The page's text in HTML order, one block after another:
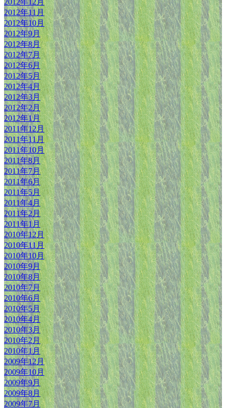
2012年11月
2012年10月
2012年9月
2012年8月
2012年7月
2012年6月
2012年5月
2012年4月
2012年3月
2012年2月
2012年1月
2011年12月
2011年11月
2011年10月
2011年8月
2011年7月
2011年6月
2011年5月
2011年4月
2011年2月
2011年1月
2010年12月
2010年11月
2010年10月
2010年9月
2010年8月
2010年7月
2010年6月
2010年5月
2010年4月
2010年3月
2010年2月
2010年1月
2009年12月
2009年10月
2009年9月
2009年8月
2009年7月